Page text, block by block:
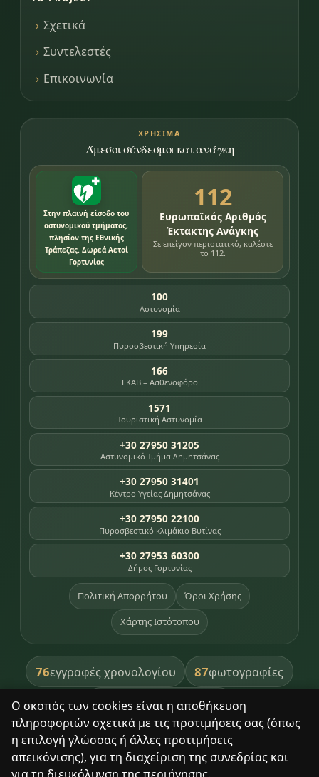
Ο σκοπός των cookies είναι η αποθήκευση
πληροφοριών σχετικά με τις προτιμήσεις σας (όπως
η επιλογή γλώσσας ή άλλες προτιμήσεις
απεικόνισης), για τη διαχείριση της συνεδρίας και
Σχετικά
Συντελεστές
Επικοινωνία
ΧΡΉΣΙΜΑ
Άμεσοι σύνδεσμοι και ανάγκη
Στην πλαινή είσοδο του
αστυνομικού τμήματος,
πλησίον της Εθνικής
Τράπεζας. Δωρεά Αετοί
Γορτυνίας
112
Ευρωπαϊκός Αριθμός
Έκτακτης Ανάγκης
Σε επείγον περιστατικό, καλέστε
το 112.
100
Αστυνομία
199
Πυροσβεστική Υπηρεσία
166
ΕΚΑΒ – Ασθενοφόρο
1571
Τουριστική Αστυνομία
+30 27950 31205
Αστυνομικό Τμήμα Δημητσάνας
+30 27950 31401
Κέντρο Υγείας Δημητσάνας
+30 27950 22100
Πυροσβεστικό κλιμάκιο Βυτίνας
+30 27953 60300
Δήμος Γορτυνίας
Πολιτική Απορρήτου Όροι Χρήσης
Χάρτης Ιστότοπου
76εγγραφές χρονολογίου 87φωτογραφίες
391βιβλία βιβλιοθήκης
8σημεία κληρονομιάς